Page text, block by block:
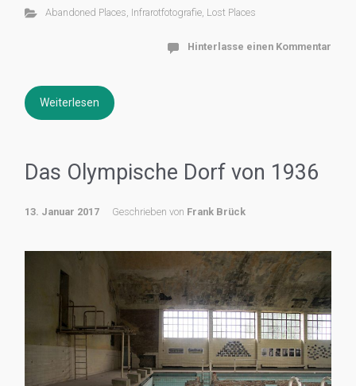
Abandoned Places Infrarotfotografie, Lost Places
Hinterlasse einen Kommentar
Weiterlesen
Das Olympische Dorf von 1936
13. Januar 2017 Geschrieben von Frank Brück